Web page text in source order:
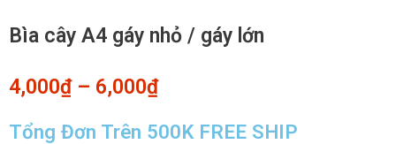
Bìa cây A4 gáy nhỏ / gáy lớn
4,000₫– 6,000₫
Tổng Đơn Trên 500K FREE SHIP